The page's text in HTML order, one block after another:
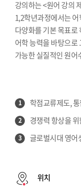
강의하는 <원어 강의
1,2학년과정에서는
다양화를 기본 목표로
어학 능력을 바탕으로
가능한 실질적인 원
1 학점교류제도,
2 경쟁력 항상을
3 글로벌시대 영어
위치